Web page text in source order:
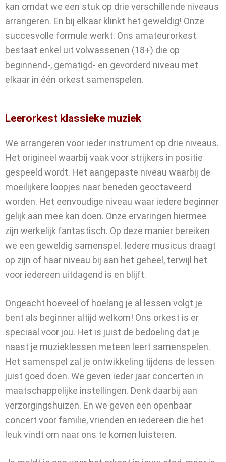
kan omdat we een stuk op drie verschillende niveaus
arrangeren. En bij elkaar klinkt het geweldig! Onze
succesvolle formule werkt. Ons amateurorkest
bestaat enkel uit volwassenen (18+) die op
beginnend-, gematigd- en gevorderd niveau met
elkaar in één orkest samenspelen.
Leerorkest klassieke muziek
We arrangeren voor ieder instrument op drie niveaus.
Het origineel waarbij vaak voor strijkers in positie
gespeeld wordt. Het aangepaste niveau waarbij de
moeilijkere loopjes naar beneden geoctaveerd
worden. Het eenvoudige niveau waar iedere beginner
gelijk aan mee kan doen. Onze ervaringen hiermee
zijn werkelijk fantastisch. Op deze manier bereiken
we een geweldig samenspel. Iedere musicus draagt
op zijn of haar niveau bij aan het geheel, terwijl het
voor iedereen uitdagend is en blijft.
Ongeacht hoeveel of hoelang je al lessen volgt je
bent als beginner altijd welkom! Ons orkest is er
speciaal voor jou. Het is juist de bedoeling dat je
naast je muzieklessen meteen leert samenspelen.
Het samenspel zal je ontwikkeling tijdens de lessen
juist goed doen. We geven ieder jaar concerten in
maatschappelijke instellingen. Denk daarbij aan
verzorgingshuizen. En we geven een openbaar
concert voor familie, vrienden en iedereen die het
leuk vindt om naar ons te komen luisteren.